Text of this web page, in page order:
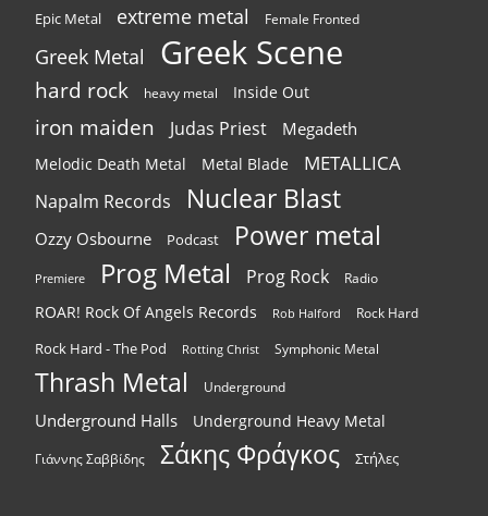
Epic Metal extreme metal Female Fronted
Greek Metal Greek Scene
hard rock heavy metal Inside Out
iron maiden Judas Priest Megadeth
Melodic Death Metal Metal Blade METALLICA
Napalm Records Nuclear Blast
Ozzy Osbourne Podcast Power metal
Premiere Prog Metal Prog Rock Radio
ROAR! Rock Of Angels Records Rob Halford Rock Hard
Rock Hard - The Pod Rotting Christ Symphonic Metal
Thrash Metal Underground
Underground Halls Underground Heavy Metal
Γιάννης Σαββίδης Σάκης Φράγκος Στήλες